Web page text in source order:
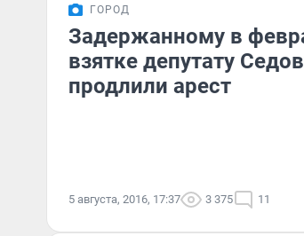
ГОРОД
Задержанному в
взятке депутату
продлили арест
5 августа, 2016, 17:37 3 375 11